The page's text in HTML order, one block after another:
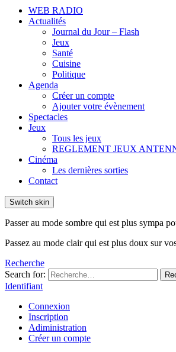
WEB RADIO
Actualités
Journal du Jour – Flash
Jeux
Santé
Cuisine
Politique
Agenda
Créer un compte
Ajouter votre évènement
Spectacles
Jeux
Tous les jeux
REGLEMENT JEUX
Cinéma
Les dernières sorties
Contact
Switch skin
Passer au mode sombre qui est plus sympa
Passez au mode clair qui est plus doux sur
Recherche
Search for:
Identifiant
Connexion
Inscription
Adiministration
Créer un compte